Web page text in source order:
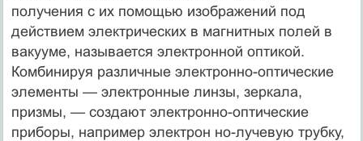
получения с их помощью изображений под
действием электрических в магнитных полей в
вакууме, называется электронной оптикой.
Комбинируя различные электронно-оптические
элементы — электронные линзы, зеркала,
призмы, — создают электронно-оптические
приборы, например электрон но-лучевую трубку,